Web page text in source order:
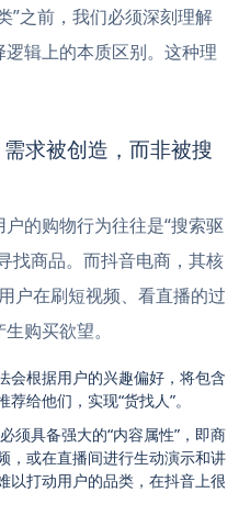
”之前，我们必须深刻理解
辑上的本质区别。这种理
求被创造，而非被搜
的购物行为往往是“搜索驱
找商品。而抖音电商，其核
户在刷短视频、看直播的过
购买欲望。
会根据用户的兴趣偏好，将包含
给他们，实现“货找人”。
须具备强大的“内容属性”，即商
，或在直播间进行生动演示和讲
以打动用户的品类，在抖音上很